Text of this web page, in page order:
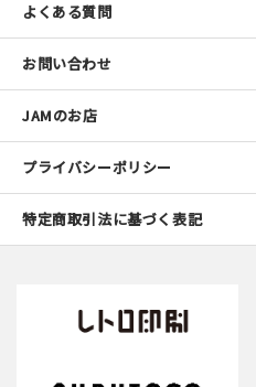
よくある質問
お問い合わせ
JAMのお店
プライバシーポリシー
特定商取引法に基づく表記